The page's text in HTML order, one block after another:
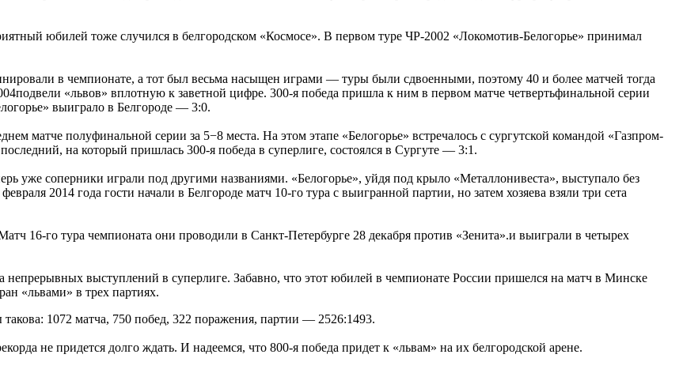
юбилей тоже случился в белгородском «Космосе». В первом туре ЧР-2002 «Локомотив-Белогорье» принимал
в чемпионате, а тот был весьма насыщен играми — туры были сдвоенными, поэтому 40 и более матчей тогда
«львов» вплотную к заветной цифре. 300-я победа пришла к ним в первом матче четвертьфинальной серии
выиграло в Белгороде — 3:0.
матче полуфинальной серии за 5−8 места. На этом этапе «Белогорье» встречалось с сургутской командой «Газпром-
на который пришлась 300-я победа в суперлиге, состоялся в Сургуте — 3:1.
уже соперники играли под другими названиями. «Белогорье», уйдя под крыло «Металлонивеста», выступало без
2014 года гости начали в Белгороде матч 10-го тура с выигранной партии, но затем хозяева взяли три сета
16-го тура чемпионата они проводили в Санкт-Петербурге 28 декабря против «Зенита».и выиграли в четырех
непрерывных выступлений в суперлиге. Забавно, что этот юбилей в чемпионате России пришелся на матч в Минске
«львами» в трех партиях.
1072 матча, 750 побед, 322 поражения, партии — 2526:1493.
не придется долго ждать. И надеемся, что 800-я победа придет к «львам» на их белгородской арене.